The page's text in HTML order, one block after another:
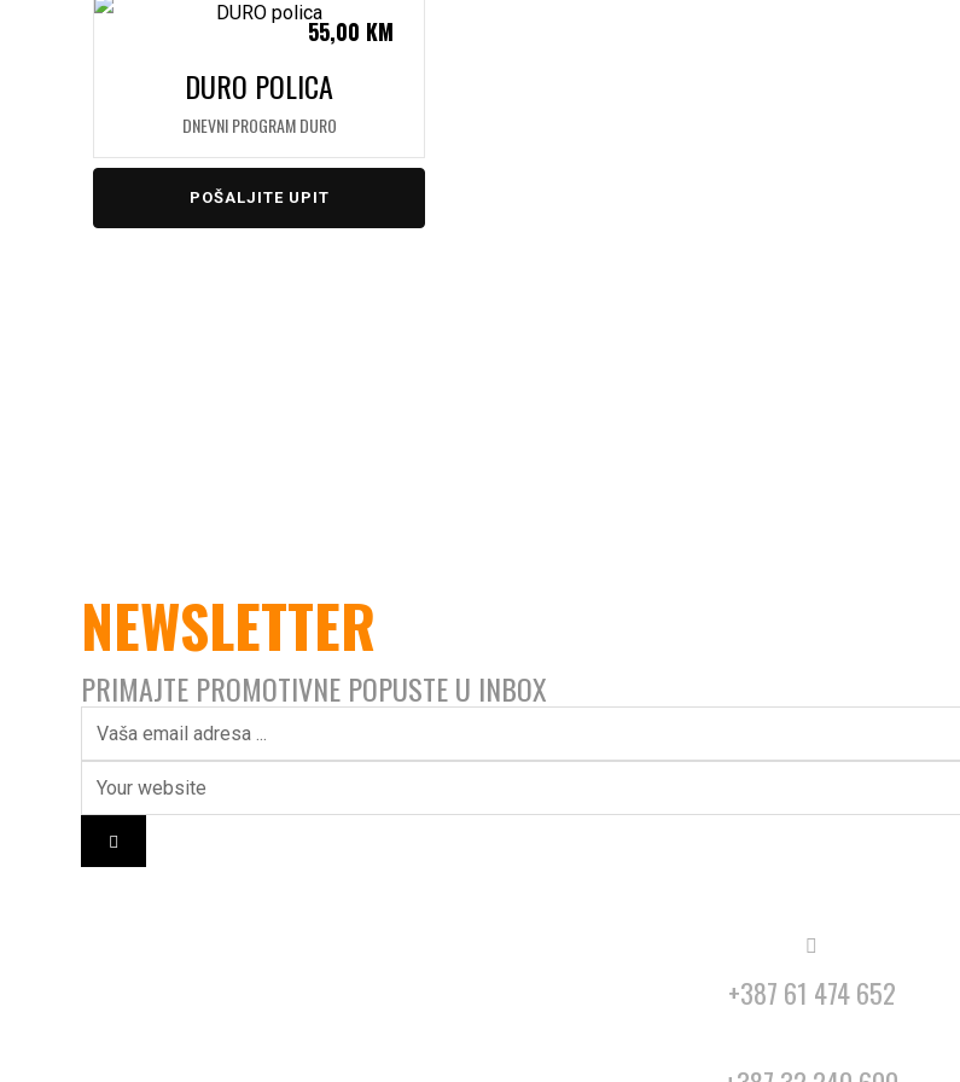
DURO POLICA
DNEVNI PROGRAM DURO
55,00 KM
POŠALJITE UPIT
NEWSLETTER
PRIMAJTE PROMOTIVNE POPUSTE U INBOX
+387 61 474 652